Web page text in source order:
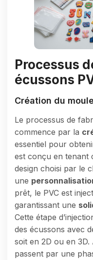
Processus
écussons
Création du
Le processus de
commence par la
essentiel pour
est conçu en tenant
design choisi par le
une
prêt, le PVC est
garantissant une
Cette étape
des écussons avec
soit en 2D ou en 3D.
passent par une